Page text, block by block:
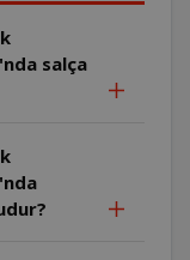
salça